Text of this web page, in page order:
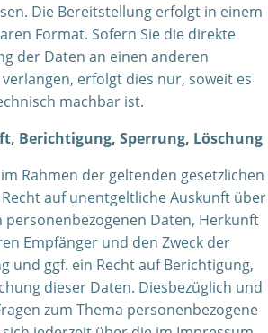
Die Bereitstellung erfolgt in einem
Format. Sofern Sie die direkte
der Daten an einen anderen
erfolgt dies nur, soweit es
machbar ist.
Berichtigung, Sperrung, Löschung
Rahmen der geltenden gesetzlichen
auf unentgeltliche Auskunft über
personenbezogenen Daten, Herkunft
Empfänger und den Zweck der
und ggf. ein Recht auf Berichtigung,
dieser Daten. Diesbezüglich und
zum Thema personenbezogene